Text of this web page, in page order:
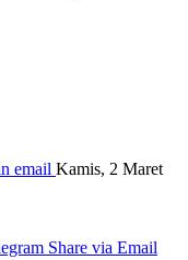
email Kamis, 2 Maret
Share via Email